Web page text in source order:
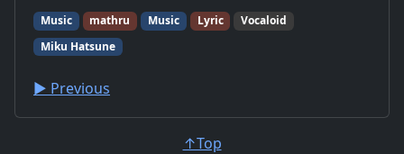
Music mathru Music Lyric
Vocaloid
Miku Hatsune
▶︎ Previous
↑Top